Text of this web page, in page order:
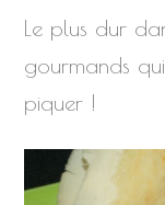
Le plus dur
gourmands
piquer !